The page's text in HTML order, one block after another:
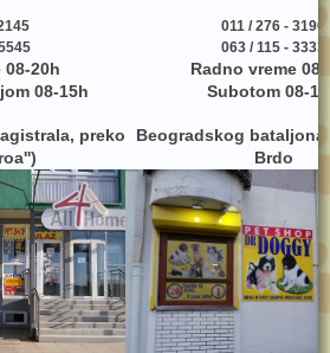
08-20h
08-15h
011 / 276 - 3190
063 / 115 - 3333
Radno vreme
Subotom 08-
preko
Beogradskog bataljona
Brdo